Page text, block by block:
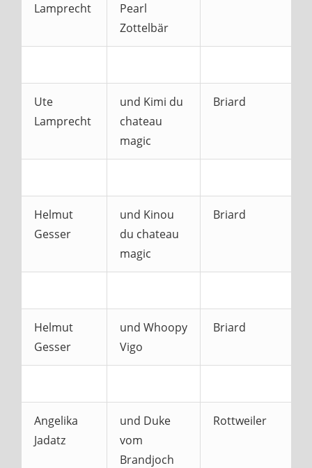
Lamprecht
Pearl
Zottelbär
Ute
Lamprecht
und Kimi du
chateau
magic
Briard
Helmut
Gesser
und Kinou
du chateau
magic
Briard
Helmut
Gesser
und Whoopy
Vigo
Briard
Angelika
Jadatz
und Duke
vom
Brandjoch
Rottweiler